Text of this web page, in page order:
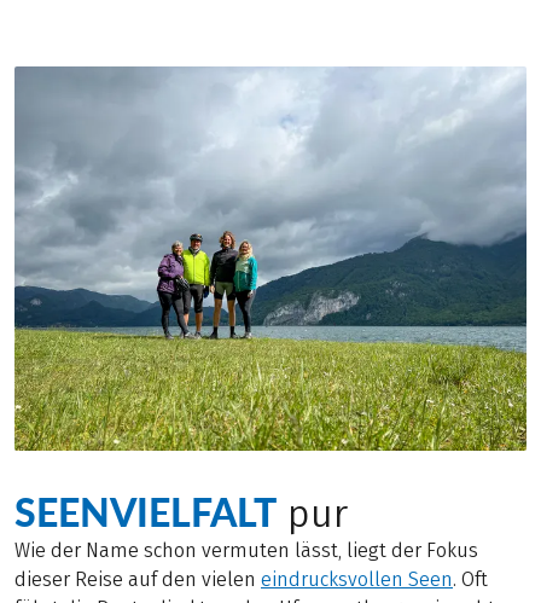
SEENVIELFALT pur
Wie der Name schon vermuten lässt, liegt der Fokus
dieser Reise auf den vielen eindrucksvollen Seen. Oft